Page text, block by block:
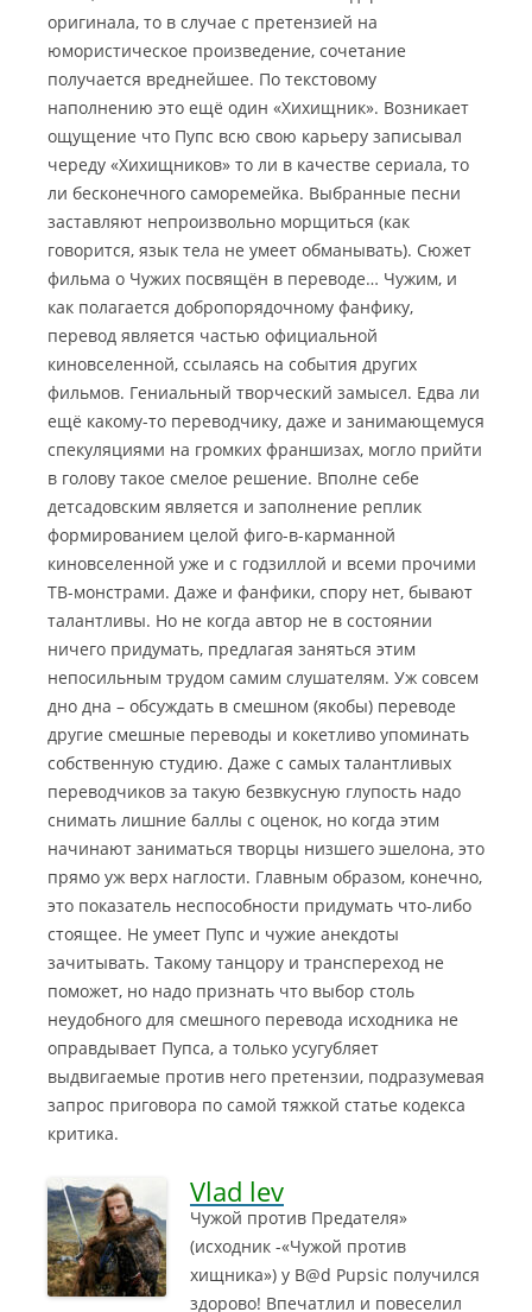
оригинала, то в случае с претензией на
юмористическое произведение, сочетание
получается вреднейшее. По текстовому
наполнению это ещё один «Хихищник». Возникает
ощущение что Пупс всю свою карьеру записывал
череду «Хихищников» то ли в качестве сериала, то
ли бесконечного саморемейка. Выбранные песни
заставляют непроизвольно морщиться (как
говорится, язык тела не умеет обманывать). Сюжет
фильма о Чужих посвящён в переводе… Чужим, и
как полагается добропорядочному фанфику,
перевод является частью официальной
киновселенной, ссылаясь на события других
фильмов. Гениальный творческий замысел. Едва ли
ещё какому-то переводчику, даже и занимающемуся
спекуляциями на громких франшизах, могло прийти
в голову такое смелое решение. Вполне себе
детсадовским является и заполнение реплик
формированием целой фиго-в-карманной
киновселенной уже и с годзиллой и всеми прочими
ТВ-монстрами. Даже и фанфики, спору нет, бывают
талантливы. Но не когда автор не в состоянии
ничего придумать, предлагая заняться этим
непосильным трудом самим слушателям. Уж совсем
дно дна – обсуждать в смешном (якобы) переводе
другие смешные переводы и кокетливо упоминать
собственную студию. Даже с самых талантливых
переводчиков за такую безвкусную глупость надо
снимать лишние баллы с оценок, но когда этим
начинают заниматься творцы низшего эшелона, это
прямо уж верх наглости. Главным образом, конечно,
это показатель неспособности придумать что-либо
стоящее. Не умеет Пупс и чужие анекдоты
зачитывать. Такому танцору и транспереход не
поможет, но надо признать что выбор столь
неудобного для смешного перевода исходника не
оправдывает Пупса, а только усугубляет
выдвигаемые против него претензии, подразумевая
запрос приговора по самой тяжкой статье кодекса
критика.
Vlad lev
Чужой против Предателя»
(исходник -«Чужой против
хищника») у B@d Pupsic получился
здорово! Впечатлил и повеселил